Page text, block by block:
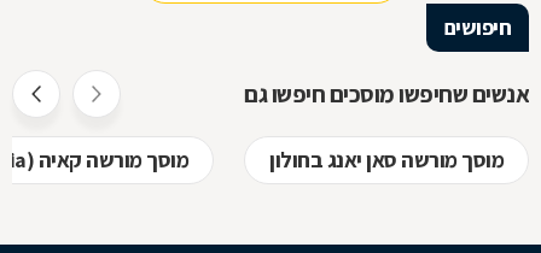
חיפושים
אנשים שחיפשו מוסכים חיפשו גם
מוסך מורשה סאן יאנג בחולון מוסך מורשה קאיה (kia) בחולון